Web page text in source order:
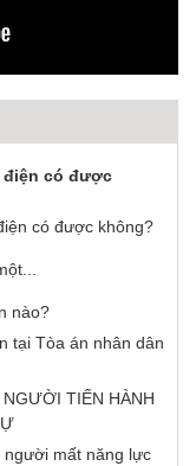
có được
nào?
tại Tòa án nhân dân
TIẾN HÀNH
người mất năng lực